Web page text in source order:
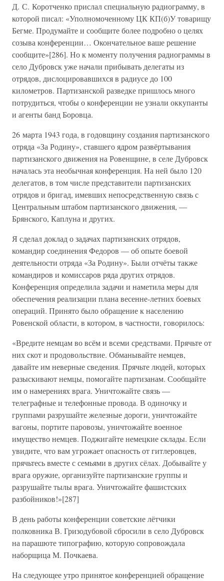
Д. С. Коротченко прислал специальную радиограмму, в
которой писал: «Уполномоченному ЦК КП(б)У товарищу
Бегме. Продумайте и сообщите более подробно о целях
созыва конференции… Окончательное ваше решение
сообщите»[286]. Но к моменту получения радиограммы в
село Дубровск уже начали прибывать делегаты из
отрядов, дислоцировавшихся в радиусе до 100
километров. Партизанской разведке пришлось много
потрудиться, чтобы о конференции не узнали оккупанты
и агенты банд Боровца.
26 марта 1943 года, в годовщину создания партизанского
отряда «За Родину», ставшего ядром развёртывания
партизанского движения на Ровенщине, в селе Дубровск
началась эта необычная конференция. На ней было 120
делегатов, в том числе представители партизанских
отрядов и бригад, имевших непосредственную связь с
Центральным штабом партизанского движения, —
Брянского, Каплуна и других.
Я сделал доклад о задачах партизанских отрядов,
командир соединения Федоров — об опыте боевой
деятельности отряда «За Родину». Были отчёты также
командиров и комиссаров ряда других отрядов.
Конференция определила задачи и наметила меры для
обеспечения реализации плана весенне-летних боевых
операций. Принято было обращение к населению
Ровенской области, в котором, в частности, говорилось:
«Вредите немцам во всём и всеми средствами. Прячьте от
них скот и продовольствие. Обманывайте немцев,
давайте им неверные сведения. Прячьте людей, которых
разыскивают немцы, помогайте партизанам. Сообщайте
им о намерениях врага. Уничтожайте связь —
телеграфные и телефонные провода. В одиночку и
группами разрушайте железные дороги, уничтожайте
вагоны, портите паровозы, уничтожайте военное
имущество немцев. Поджигайте немецкие склады. Если
увидите, что вам угрожает опасность от гитлеровцев,
прячьтесь вместе с семьями в других сёлах. Добывайте у
врага оружие, организуйте партизанские группы и
разрушайте тылы врага. Уничтожайте фашистских
разбойников!»[287]
В день работы конференции советские лётчики
полковника В. Гризодубовой сбросили в село Дубровск
на парашюте типографию, которую сопровождала
наборщица М. Почкаева.
На следующее утро принятое конференцией обращение